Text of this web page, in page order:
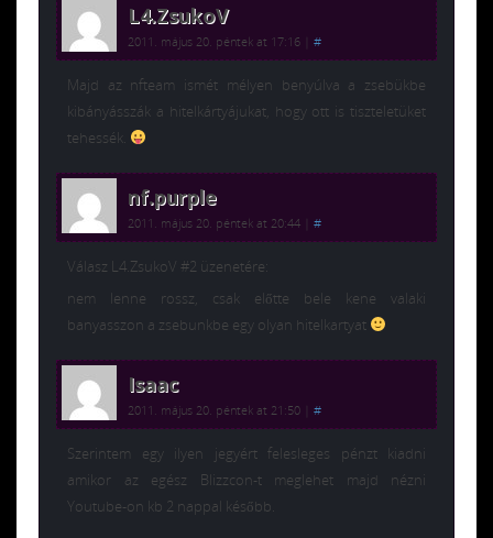
L4.ZsukoV
2011. május 20. péntek at 17:16 #
Majd az nfteam ismét mélyen benyúlva a zsebükbe
kibányásszák a hitelkártyájukat, hogy ott is tiszteletüket
tehessék.
nf.purple
2011. május 20. péntek at 20:44 #
Válasz L4.ZsukoV #2 üzenetére:
nem lenne rossz, csak előtte bele kene valaki
banyasszon a zsebunkbe egy olyan hitelkartyat
Isaac
2011. május 20. péntek at 21:50 #
Szerintem egy ilyen jegyért felesleges pénzt kiadni
amikor az egész Blizzcon-t meglehet majd nézni
Youtube-on kb 2 nappal később.